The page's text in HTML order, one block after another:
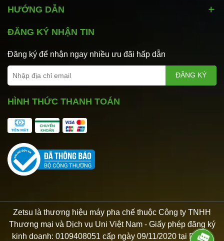
HƯỚNG DẪN
ĐĂNG KÝ NHẬN TIN
Đăng ký để nhận ngay nhiều ưu đãi hấp dẫn
ĐĂNG KÝ
HÌNH THỨC THANH TOÁN
Zetsu là thương hiệu máy pha chế thuộc Công ty TNHH
Thương mại và Dịch vụ Uni Việt Nam - Giấy phép đăng ký
kinh doanh: 0109408051 cấp ngày 09/11/2020 tại Phòng